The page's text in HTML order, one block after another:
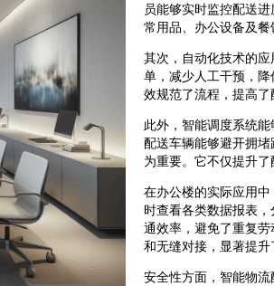
员能够实时监控配送
常用品、办公设备及餐
其次，自动化技术的
单，减少人工干预，
效规范了流程，提高了
此外，智能调度系统
配送车辆能够避开拥
为重要。它不仅提升
在办公楼的实际应用
时查看各类数据报表
通效率，避免了重复
和无缝对接，显著提升
安全性方面，智能物